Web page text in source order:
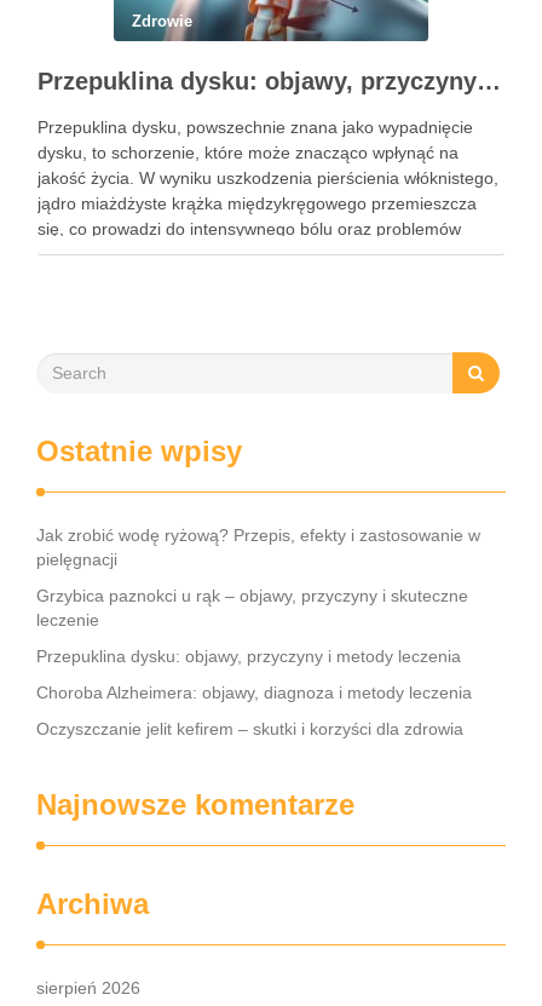
Zdrowie
Przepuklina dysku: objawy, przyczyny i metody leczenia
Przepuklina dysku, powszechnie znana jako wypadnięcie
dysku, to schorzenie, które może znacząco wpłynąć na
jakość życia. W wyniku uszkodzenia pierścienia włóknistego,
jądro miażdżyste krążka międzykręgowego przemieszcza
się, co prowadzi do intensywnego bólu oraz problemów
neurologicznych. Częstość występowania tego schorzenia
Ostatnie wpisy
Jak zrobić wodę ryżową? Przepis, efekty i zastosowanie w
pielęgnacji
Grzybica paznokci u rąk – objawy, przyczyny i skuteczne
leczenie
Przepuklina dysku: objawy, przyczyny i metody leczenia
Choroba Alzheimera: objawy, diagnoza i metody leczenia
Oczyszczanie jelit kefirem – skutki i korzyści dla zdrowia
Najnowsze komentarze
Archiwa
sierpień 2026